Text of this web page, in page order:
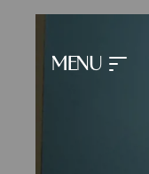
MENU